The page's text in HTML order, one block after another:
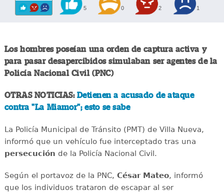
5 0 2 1
Los hombres poseían una orden de captura activa y
para pasar desapercibidos simulaban ser agentes de la
Policía Nacional Civil (PNC)
OTRAS NOTICIAS: Detienen a acusado de ataque
contra "La Miamor"; esto se sabe
La Policía Municipal de Tránsito (PMT) de Villa Nueva,
informó que un vehículo fue interceptado tras una
persecución de la Policía Nacional Civil.
Según el portavoz de la PNC, César Mateo, informó
que los individuos trataron de escapar al ser